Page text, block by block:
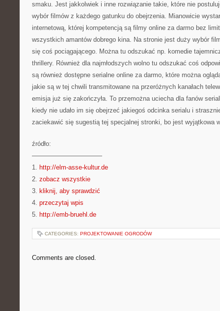
smaku. Jest jakkolwiek i inne rozwiązanie takie, które nie
wybór filmów z każdego gatunku do obejrzenia. Mianowicie
internetową, której kompetencją są filmy online za darmo bez
wszystkich amantów dobrego kina. Na stronie jest duży wybór
się coś pociągającego. Można tu odszukać np. komedie
thrillery. Również dla najmłodszych wolno tu odszukać coś
są również dostępne serialne online za darmo, które można
jakie są w tej chwili transmitowane na przeróżnych kanałach
emisja już się zakończyła. To przemożna uciecha dla fanów
kiedy nie udało im się obejrzeć jakiegoś odcinka serialu i
zaciekawić się sugestią tej specjalnej stronki, bo jest wyjątkowa
źródło:
———————————
1. http://elm-asse-kultur.de
2. zobacz wszystkie
3. kliknij, aby sprawdzić
4. przeczytaj wpis
5. http://emb-bruehl.de
CATEGORIES: PROJEKTOWANIE OGRODÓW
Comments are closed.